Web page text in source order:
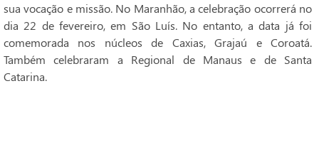
sua vocação e missão. No Maranhão, a celebração ocorrerá no
dia 22 de fevereiro, em São Luís. No entanto, a data já foi
comemorada nos núcleos de Caxias, Grajaú e Coroatá.
Também celebraram a Regional de Manaus e de Santa
Catarina.